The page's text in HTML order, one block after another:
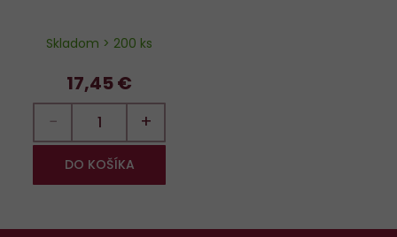
Skladom > 200 ks
17,45 €
− +
DO KOŠÍKA